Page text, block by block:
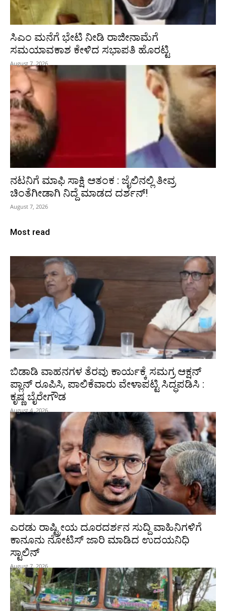
ಸಿಎಂ ಮನೆಗೆ ಭೇಟಿ ನೀಡಿ ರಾಜೀನಾಮೆಗೆ
ಸಮಯಾವಕಾಶ ಕೇಳಿದ ಸಭಾಪತಿ ಹೊರಟ್ಟಿ
August 7, 2026
ನಟನಿಗೆ ಮಾಫಿ ಸಾಕ್ಷಿ ಆತಂಕ : ಜೈಲಿನಲ್ಲಿ ತೀವ್ರ
ಚಿಂತೆಗೀಡಾಗಿ ನಿದ್ದೆ ಮಾಡದ ದರ್ಶನ್!
August 7, 2026
Most read
ಬಿಡಾಡಿ ವಾಹನಗಳ ತೆರವು ಕಾರ್ಯಕ್ಕೆ ಸಮಗ್ರ ಆಕ್ಷನ್
ಪ್ಲಾನ್ ರೂಪಿಸಿ, ಪಾಲಿಕೆವಾರು ವೇಳಾಪಟ್ಟಿ ಸಿದ್ಧಪಡಿಸಿ :
ಕೃಷ್ಣ ಬೈರೇಗೌಡ
August 4, 2026
ಎರಡು ರಾಷ್ಟ್ರೀಯ ದೂರದರ್ಶನ ಸುದ್ದಿ ವಾಹಿನಿಗಳಿಗೆ
ಕಾನೂನು ನೋಟಿಸ್ ಜಾರಿ ಮಾಡಿದ ಉದಯನಿಧಿ
ಸ್ಟಾಲಿನ್
August 7, 2026